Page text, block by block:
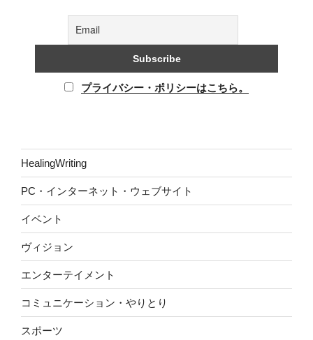
プライバシー・ポリシーはこちら。
HealingWriting
PC・インターネット・ウェブサイト
イベント
ヴィジョン
エンターテイメント
コミュニケーション・やりとり
スポーツ